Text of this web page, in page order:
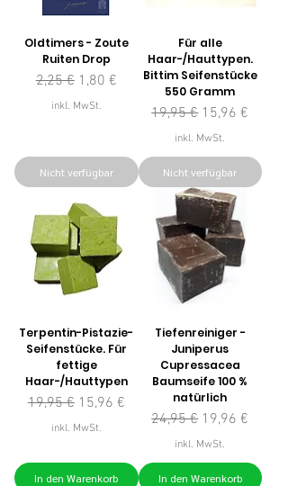
Oldtimers - Zoute
Ruiten Drop
Standardpreis
2,25 € Sale-Preis
1,80 €
inkl. MwSt.
Nicht verfügbar
Für alle
Haar-/Hauttypen.
Bittim Seifenstücke
550 Gramm
Standardpreis
19,95 € Sale-Preis
15,96 €
inkl. MwSt.
Nicht verfügbar
Terpentin-Pistazie-
Seifenstücke. Für
fettige
Haar-/Hauttypen
Standardpreis
19,95 € Sale-Preis
15,96 €
inkl. MwSt.
In den Warenkorb
Tiefenreiniger -
Juniperus
Cupressacea
Baumseife 100 %
natürlich
Standardpreis
24,95 € Sale-Preis
19,96 €
inkl. MwSt.
In den Warenkorb